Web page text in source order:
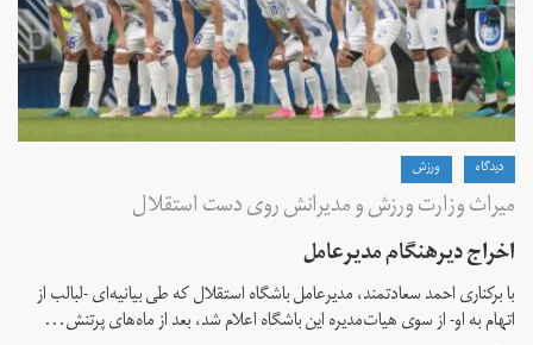
دیدگاه ورزش
میراث وزارت ورزش و مدیرانش روی دست استقلال
اخراج دیرهنگام مدیرعامل
با برکناری احمد سعادتمند، مدیرعامل باشگاه استقلال که طی بیانیه‌ای -لبالب از
اتهام به او- از سوی هیات‌مدیره این باشگاه اعلام شد، بعد از ماه‌های پرتنش...